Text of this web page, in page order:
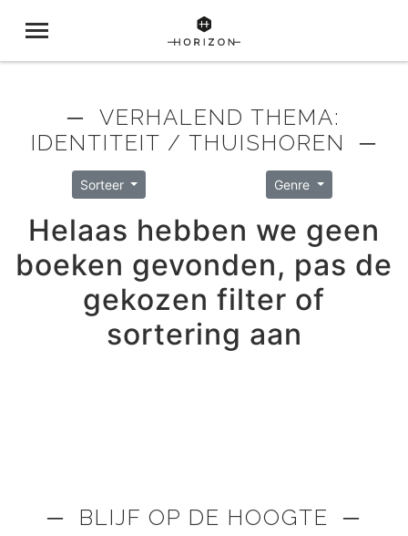
─ VERHALEND THEMA:
IDENTITEIT / THUISHOREN ─
Sorteer Genre
Helaas hebben we geen
boeken gevonden, pas de
gekozen filter of
sortering aan
─ BLIJF OP DE HOOGTE ─